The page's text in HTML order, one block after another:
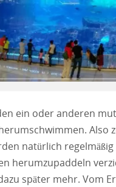
ein oder anderen
Also
natürlich
herumzupaddeln
später mehr. Vom